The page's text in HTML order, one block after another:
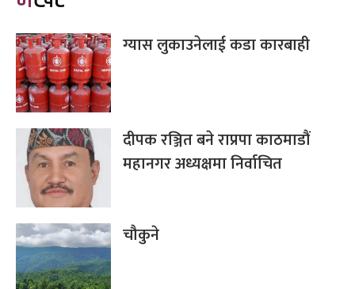
ग्यास लुकाउनेलाई कडा कारबाही
दीपक रञ्जित बने राप्रपा काठमाडौं
महानगर अध्यक्षमा निर्वाचित
चौकुने